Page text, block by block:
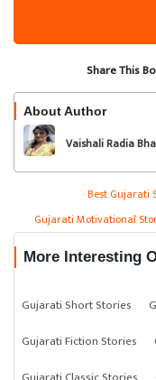
Share This
About Author
Vaishali Radia
Best Gujarati
Gujarati Motivational
More Interesting
Gujarati Short Stories
Gujarati Fiction Stories